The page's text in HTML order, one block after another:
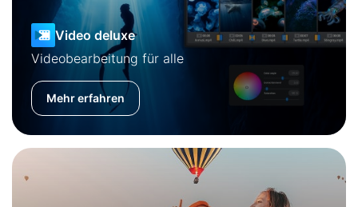
Video deluxe
Videobearbeitung für alle
Mehr erfahren